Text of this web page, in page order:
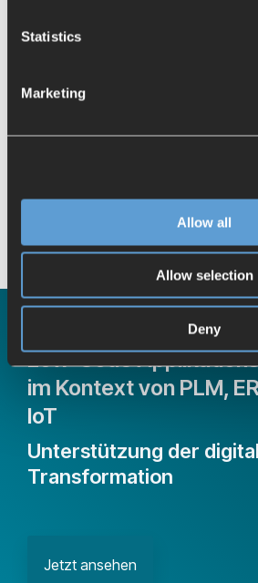
Statistics
Marketing
Allow all
Allow selection
Deny
Mühelose Anbindung an
Mendix verfügt über eine offene,
wie Siemens, SAP oder IBM. So
On-demand Webinar
Low-Code
im Kontext von PLM,
IoT
Unterstützung der
Transformation
Jetzt ansehen